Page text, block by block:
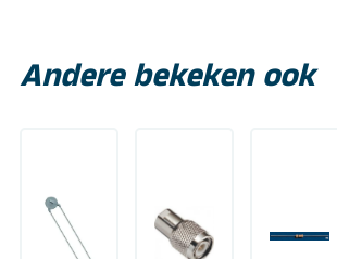
Andere bekeken ook